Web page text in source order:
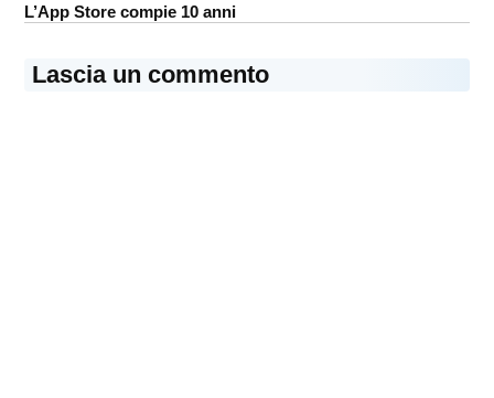
L’App Store compie 10 anni
Lascia un commento